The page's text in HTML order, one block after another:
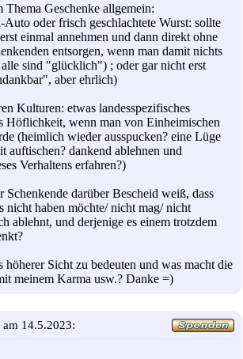
Thema Geschenke allgemein:
Auto oder frisch geschlachtete Wurst: sollte
einmal annehmen und dann direkt ohne
entsorgen, wenn man damit nichts
sind "glücklich") ; oder gar nicht erst
aber ehrlich)
Kulturen: etwas landesspezifisches
Höflichkeit, wenn man von Einheimischen
(heimlich wieder ausspucken? eine Lüge
auftischen? dankend ablehnen und
Verhaltens erfahren?)
Schenkende darüber Bescheid weiß, dass
nicht haben möchte/ nicht mag/ nicht
ablehnt, und derjenige es einem trotzdem
höherer Sicht zu bedeuten und was macht die
meinem Karma usw.? Danke =)
am 14.5.2023: